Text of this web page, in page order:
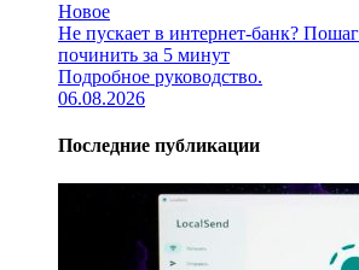
Новое
Не пускает в интернет-банк?
починить за 5 минут
Подробное руководство.
06.08.2026
Последние публикации